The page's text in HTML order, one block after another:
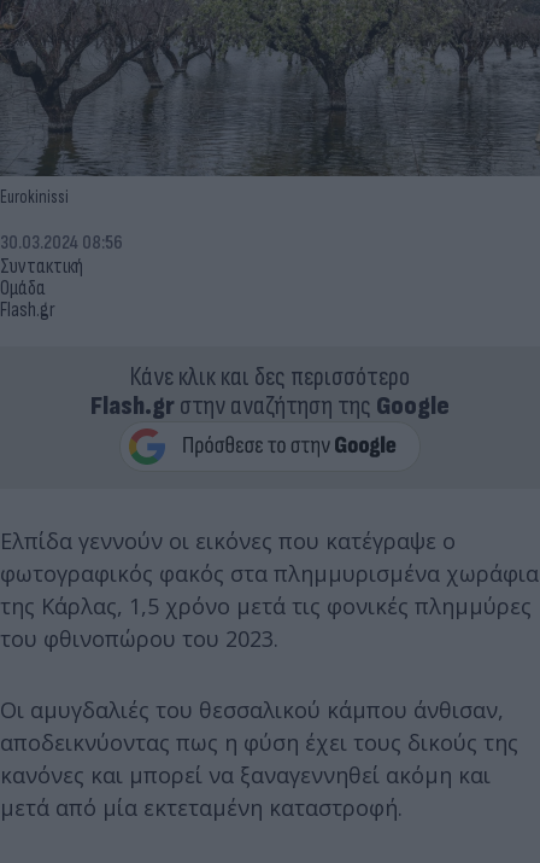
Eurokinissi
Συντακτική
Ομάδα
Flash.gr
30.03.2024 08:56
Κάνε κλικ και δες περισσότερο
Flash.grστην αναζήτηση της Google
Ελπίδα γεννούν οι εικόνες που κατέγραψε ο
φωτογραφικός φακός στα πλημμυρισμένα χωράφια
της Κάρλας, 1,5 χρόνο μετά τις φονικές πλημμύρες
του φθινοπώρου του 2023.
Οι αμυγδαλιές του θεσσαλικού κάμπου άνθισαν,
αποδεικνύοντας πως η φύση έχει τους δικούς της
κανόνες και μπορεί να ξαναγεννηθεί ακόμη και
μετά από μία εκτεταμένη καταστροφή.